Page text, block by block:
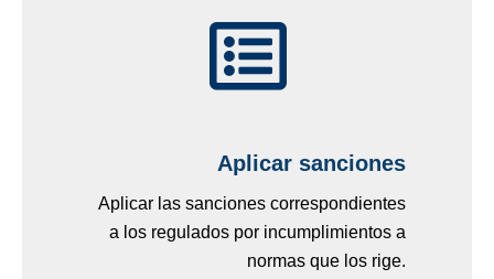
Aplicar sanciones
Aplicar las sanciones correspondientes
a los regulados por incumplimientos a
normas que los rige.